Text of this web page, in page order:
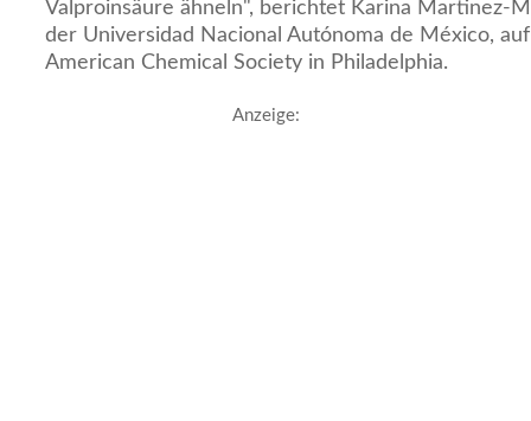
Valproinsäure ähneln", berichtet Karina Martinez-
der Universidad Nacional Autónoma de México,
American Chemical Society in Philadelphia.
Anzeige: